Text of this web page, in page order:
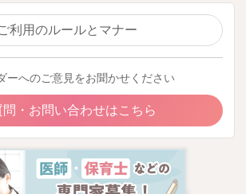
利用のルールとマナー
ーへのご意見をお聞かせください
問・お問い合わせはこちら